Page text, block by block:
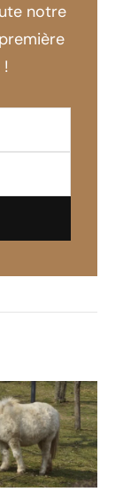
notre